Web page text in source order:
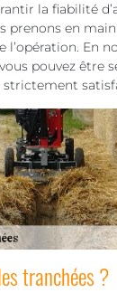
la fiabilité
prenons en
l’opération. En
pouvez être
tranchées ?